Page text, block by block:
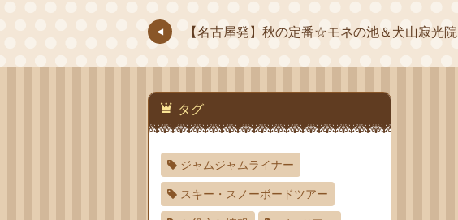
【名古屋発】秋の定番☆モネの池＆犬山寂光院
タグ
ジャムジャムライナー
スキー・スノーボードツアー